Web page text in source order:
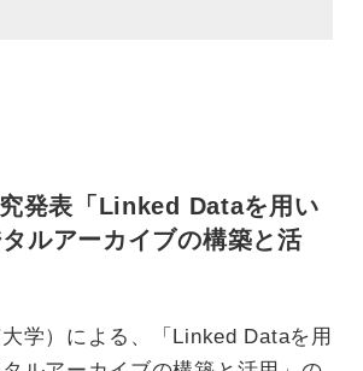
発表「Linked Dataを用い
ルアーカイブの構築と活
学）による、「Linked Dataを用